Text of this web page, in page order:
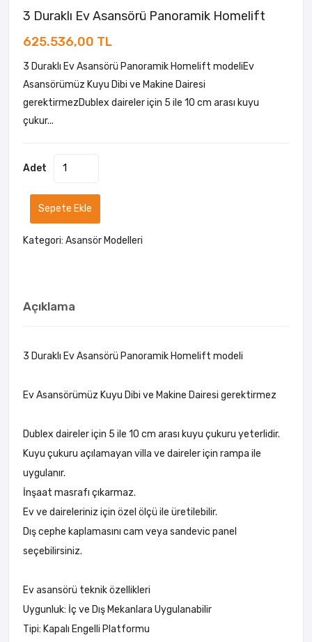
3 Duraklı Ev Asansörü Panoramik Homelift
625.536,00 TL
3 Duraklı Ev Asansörü Panoramik Homelift modeliEv
Asansörümüz Kuyu Dibi ve Makine Dairesi
gerektirmezDublex daireler için 5 ile 10 cm arası kuyu
çukur...
Adet
Sepete Ekle
Kategori: Asansör Modelleri
Açıklama
3 Duraklı Ev Asansörü Panoramik Homelift modeli
Ev Asansörümüz Kuyu Dibi ve Makine Dairesi gerektirmez
Dublex daireler için 5 ile 10 cm arası kuyu çukuru yeterlidir.
Kuyu çukuru açılamayan villa ve daireler için rampa ile
uygulanır.
İnşaat masrafı çıkarmaz.
Ev ve daireleriniz için özel ölçü ile üretilebilir.
Dış cephe kaplamasını cam veya sandevic panel
seçebilirsiniz.
Ev asansörü teknik özellikleri
Uygunluk: İç ve Dış Mekanlara Uygulanabilir
Tipi: Kapalı Engelli Platformu